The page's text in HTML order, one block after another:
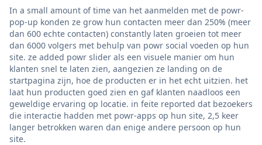
In a small amount of time van het aanmelden met de powr-
pop-up konden ze grow hun contacten meer dan 250% (meer
dan 600 echte contacten) constantly laten groeien tot meer
dan 6000 volgers met behulp van powr social voeden op hun
site. ze added powr slider als een visuele manier om hun
klanten snel te laten zien, aangezien ze landing on de
startpagina zijn, hoe de producten er in het echt uitzien. het
laat hun producten goed zien en gaf klanten naadloos een
geweldige ervaring op locatie. in feite reported dat bezoekers
die interactie hadden met powr-apps op hun site, 2,5 keer
langer betrokken waren dan enige andere persoon op hun
site.